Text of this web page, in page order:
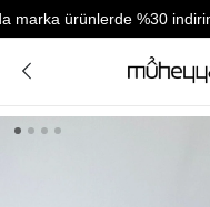
ürünlerde %30 indirim.